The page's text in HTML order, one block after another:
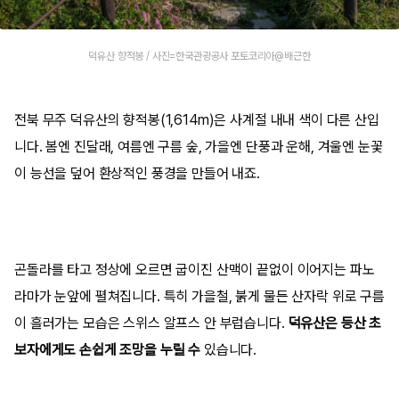
덕유산 향적봉 / 사진=한국관광공사 포토코리아@배근한
전북 무주 덕유산의 향적봉(1,614m)은 사계절 내내 색이 다른 산입
니다. 봄엔 진달래, 여름엔 구름 숲, 가을엔 단풍과 운해, 겨울엔 눈꽃
이 능선을 덮어 환상적인 풍경을 만들어 내죠.
곤돌라를 타고 정상에 오르면 굽이진 산맥이 끝없이 이어지는 파노
라마가 눈앞에 펼쳐집니다. 특히 가을철, 붉게 물든 산자락 위로 구름
이 흘러가는 모습은 스위스 알프스 안 부럽습니다. 덕유산은 등산 초
보자에게도 손쉽게 조망을 누릴 수 있습니다.